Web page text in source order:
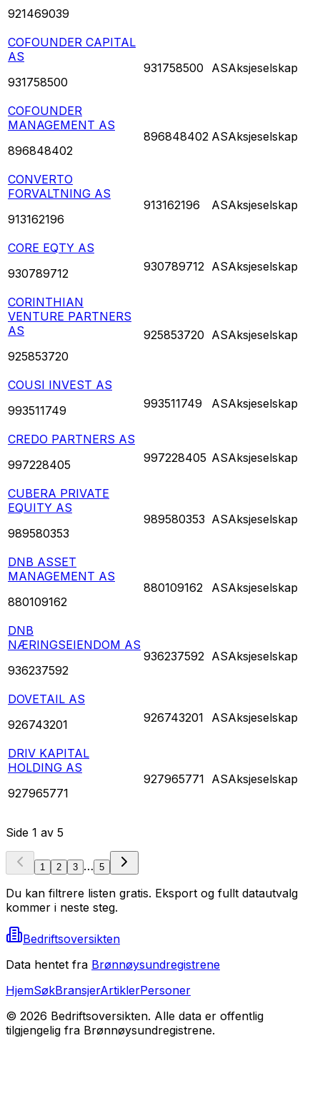
921469039
COFOUNDER CAPITAL
AS
931758500
931758500 ASAksjeselskap
COFOUNDER
MANAGEMENT AS
896848402
896848402 ASAksjeselskap
CONVERTO
FORVALTNING AS
913162196
913162196 ASAksjeselskap
CORE EQTY AS
930789712
930789712 ASAksjeselskap
CORINTHIAN
VENTURE PARTNERS
AS
925853720
925853720 ASAksjeselskap
COUSI INVEST AS
993511749
993511749 ASAksjeselskap
CREDO PARTNERS AS
997228405
997228405 ASAksjeselskap
CUBERA PRIVATE
EQUITY AS
989580353
989580353 ASAksjeselskap
DNB ASSET
MANAGEMENT AS
880109162
880109162 ASAksjeselskap
DNB
NÆRINGSEIENDOM AS
936237592
936237592 ASAksjeselskap
DOVETAIL AS
926743201
926743201 ASAksjeselskap
DRIV KAPITAL
HOLDING AS
927965771
927965771 ASAksjeselskap
Side 1 av 5
1 2 3 … 5
Du kan filtrere listen gratis. Eksport og fullt datautvalg
kommer i neste steg.
Bedriftsoversikten
Data hentet fra Brønnøysundregistrene
HjemSøkBransjerArtiklerPersoner
© 2026 Bedriftsoversikten. Alle data er offentlig
tilgjengelig fra Brønnøysundregistrene.